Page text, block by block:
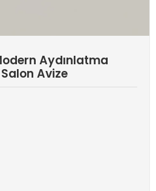
Aydınlatma
Avize